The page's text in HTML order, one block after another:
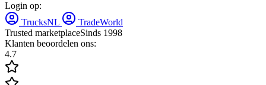
Login op:
TrucksNL
TradeWorld
Trusted marketplaceSinds 1998
Klanten beoordelen ons:
4.7